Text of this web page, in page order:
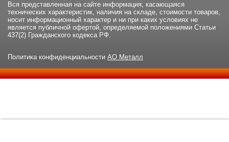
Вся представленная на сайте информация, касающаяся
технических характеристик, наличия на складе, стоимости товаров,
носит информационный характер и ни при каких условиях не
является публичной офертой, определяемой положениями Статьи
437(2) Гражданского кодекса РФ.
Политика конфиденциальности АО Металл